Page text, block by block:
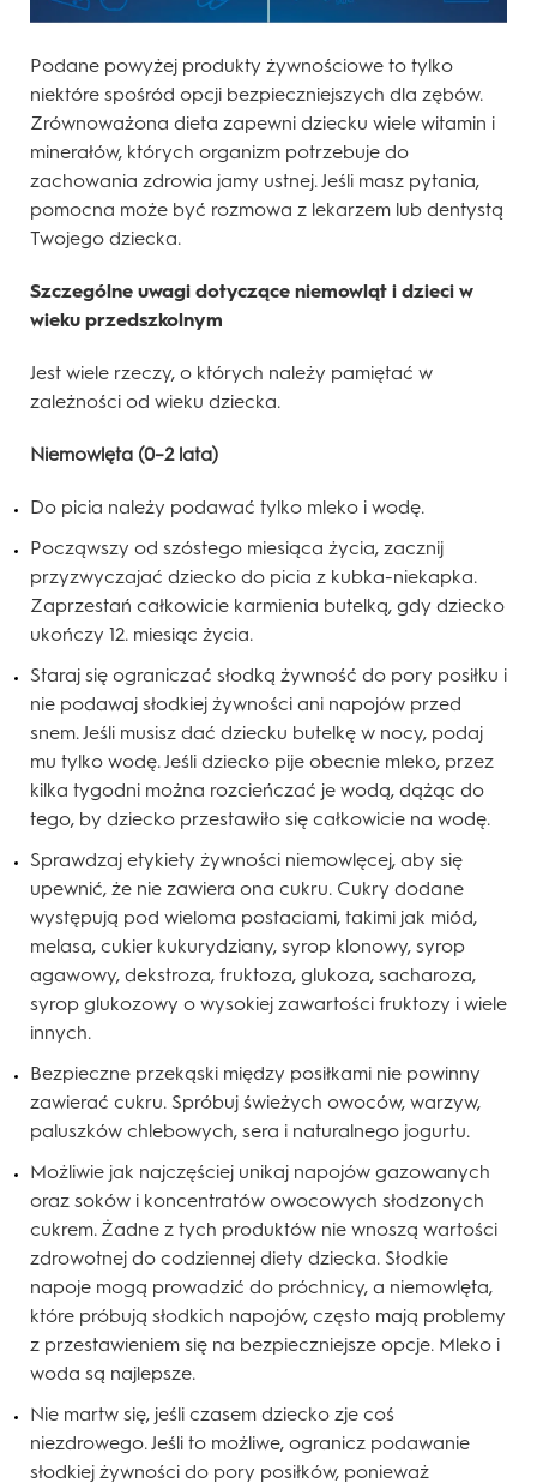
Podane powyżej produkty żywnościowe to tylko
niektóre spośród opcji bezpieczniejszych dla zębów.
Zrównoważona dieta zapewni dziecku wiele witamin i
minerałów, których organizm potrzebuje do
zachowania zdrowia jamy ustnej. Jeśli masz pytania,
pomocna może być rozmowa z lekarzem lub dentystą
Twojego dziecka.
Szczególne uwagi dotyczące niemowląt i dzieci w
wieku przedszkolnym
Jest wiele rzeczy, o których należy pamiętać w
zależności od wieku dziecka.
Niemowlęta (0–2 lata)
Do picia należy podawać tylko mleko i wodę.
Począwszy od szóstego miesiąca życia, zacznij
przyzwyczajać dziecko do picia z kubka-niekapka.
Zaprzestań całkowicie karmienia butelką, gdy dziecko
ukończy 12. miesiąc życia.
Staraj się ograniczać słodką żywność do pory posiłku i
nie podawaj słodkiej żywności ani napojów przed
snem. Jeśli musisz dać dziecku butelkę w nocy, podaj
mu tylko wodę. Jeśli dziecko pije obecnie mleko, przez
kilka tygodni można rozcieńczać je wodą, dążąc do
tego, by dziecko przestawiło się całkowicie na wodę.
Sprawdzaj etykiety żywności niemowlęcej, aby się
upewnić, że nie zawiera ona cukru. Cukry dodane
występują pod wieloma postaciami, takimi jak miód,
melasa, cukier kukurydziany, syrop klonowy, syrop
agawowy, dekstroza, fruktoza, glukoza, sacharoza,
syrop glukozowy o wysokiej zawartości fruktozy i wiele
innych.
Bezpieczne przekąski między posiłkami nie powinny
zawierać cukru. Spróbuj świeżych owoców, warzyw,
paluszków chlebowych, sera i naturalnego jogurtu.
Możliwie jak najczęściej unikaj napojów gazowanych
oraz soków i koncentratów owocowych słodzonych
cukrem. Żadne z tych produktów nie wnoszą wartości
zdrowotnej do codziennej diety dziecka. Słodkie
napoje mogą prowadzić do próchnicy, a niemowlęta,
które próbują słodkich napojów, często mają problemy
z przestawieniem się na bezpieczniejsze opcje. Mleko i
woda są najlepsze.
Nie martw się, jeśli czasem dziecko zje coś
niezdrowego. Jeśli to możliwe, ogranicz podawanie
słodkiej żywności do pory posiłków, ponieważ